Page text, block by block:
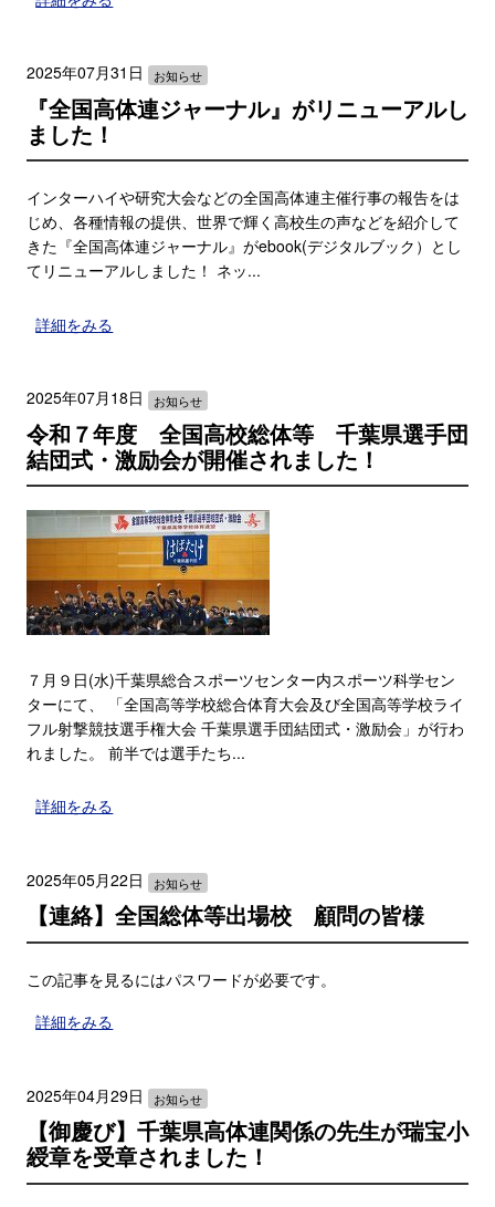
2025年07月31日 お知らせ
『全国高体連ジャーナル』がリニューアルし
ました！
インターハイや研究大会などの全国高体連主催行事の報告をは
じめ、各種情報の提供、世界で輝く高校生の声などを紹介して
きた『全国高体連ジャーナル』がebook(デジタルブック）とし
てリニューアルしました！ ネッ...
詳細をみる
2025年07月18日 お知らせ
令和７年度 全国高校総体等 千葉県選手団
結団式・激励会が開催されました！
７月９日(水)千葉県総合スポーツセンター内スポーツ科学セン
ターにて、 「全国高等学校総合体育大会及び全国高等学校ライ
フル射撃競技選手権大会 千葉県選手団結団式・激励会」が行わ
れました。 前半では選手たち...
詳細をみる
2025年05月22日 お知らせ
【連絡】全国総体等出場校 顧問の皆様
この記事を見るにはパスワードが必要です。
詳細をみる
2025年04月29日 お知らせ
【御慶び】千葉県高体連関係の先生が瑞宝小
綬章を受章されました！